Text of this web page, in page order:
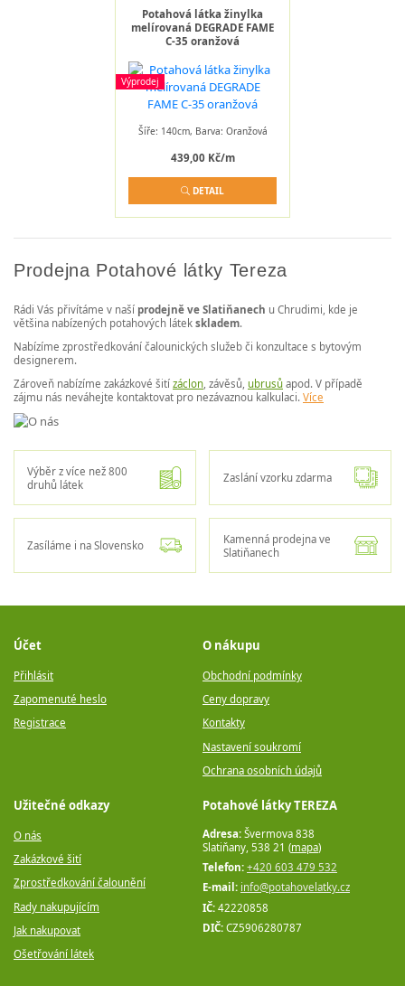
Potahová látka žinylka
melírovaná DEGRADE FAME
C-35 oranžová
Výprodej
Šíře: 140cm, Barva: Oranžová
439,00 Kč/m
DETAIL
Prodejna Potahové látky Tereza
Rádi Vás přivítáme v naší prodejně ve Slatiňanech u Chrudimi, kde je
většina nabízených potahových látek skladem.
Nabízíme zprostředkování čalounických služeb či konzultace s bytovým
designerem.
Zároveň nabízíme zakázkové šití záclon , závěsů, ubrusů apod. V případě
zájmu nás neváhejte kontaktovat pro nezávaznou kalkulaci. Více
Výběr z více než 800
druhů látek
Zaslání vzorku zdarma
Zasíláme i na Slovensko
Kamenná prodejna ve
Slatiňanech
Potahové látky TEREZA
Adresa: Švermova 838
Slatiňany, 538 21 (mapa)
Telefon: +420 603 479 532
E-mail: info@potahovelatky.cz
IČ: 42220858
DIČ: CZ5906280787
Účet
Přihlásit
Zapomenuté heslo
Registrace
O nákupu
Obchodní podmínky
Ceny dopravy
Kontakty
Nastavení soukromí
Ochrana osobních údajů
Užitečné odkazy
O nás
Zakázkové šití
Zprostředkování čalounění
Rady nakupujícím
Jak nakupovat
Ošetřování látek